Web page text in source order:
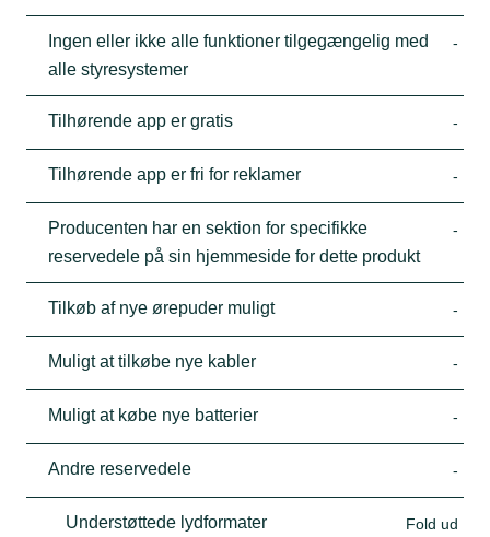
Ingen eller ikke alle funktioner tilgegængelig med
alle styresystemer
-
Tilhørende app er gratis -
Tilhørende app er fri for reklamer -
Producenten har en sektion for specifikke
reservedele på sin hjemmeside for dette produkt
-
Tilkøb af nye ørepuder muligt -
Muligt at tilkøbe nye kabler -
Muligt at købe nye batterier -
Andre reservedele -
Understøttede lydformater Fold ud